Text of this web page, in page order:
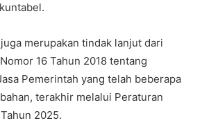
merupakan tindak lanjut dari
16 Tahun 2018 tentang
Pemerintah yang telah beberapa
terakhir melalui Peraturan
2025.